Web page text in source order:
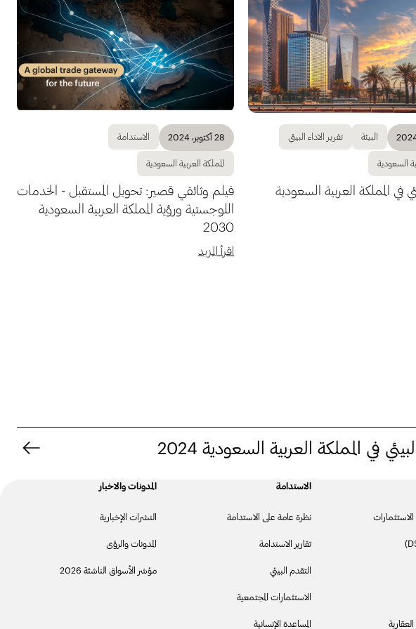
البيئة تقرير الاداء البيئي
السعودية
في المملكة العربية السعودية
28 أكتوبر، 2024 الاستدامة
المملكة العربية السعودية
فيلم وثائقي قصير: تحويل المستقبل - الخدمات
اللوجستية ورؤية المملكة العربية السعودية
2030
اقرأ المزيد
في المملكة العربية السعودية 2024
الاستدامة
نظرة عامة على الاستدامة
تقارير الاستدامة
التقدم البيئي
الاستثمارات المجتمعية
المساعدة الإنسانية
المدونات والاخبار
النشرات الإخبارية
المدونات والرؤى
مؤشر الأسواق الناشئة 2026